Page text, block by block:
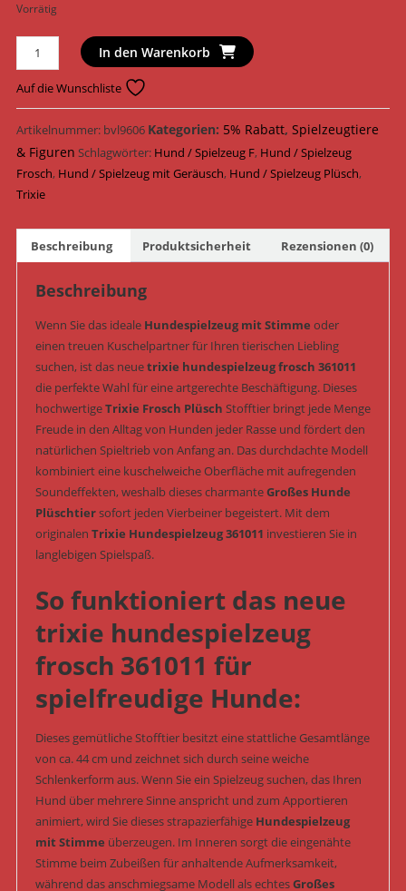
Vorrätig
Trixie
Hundespielzeug
Frosch
Plüsch
&
Geräusch
44
cm
Nr.
361011)
In den Warenkorb
Auf die Wunschliste
Artikelnummer: bvl9606 Kategorien: 5% Rabatt, Spielzeugtiere
& Figuren Schlagwörter: Hund / Spielzeug F, Hund / Spielzeug
Frosch, Hund / Spielzeug mit Geräusch, Hund / Spielzeug Plüsch,
Trixie
Beschreibung Produktsicherheit Rezensionen (0)
Beschreibung
Wenn Sie das ideale Hundespielzeug mit Stimme oder
einen treuen Kuschelpartner für Ihren tierischen Liebling
suchen, ist das neuetrixie hundespielzeug frosch 361011
die perfekte Wahl für eine artgerechte Beschäftigung. Dieses
hochwertigeTrixie Frosch Plüsch Stofftier bringt jede Menge
Freude in den Alltag von Hunden jeder Rasse und fördert den
natürlichen Spieltrieb von Anfang an. Das durchdachte Modell
kombiniert eine kuschelweiche Oberfläche mit aufregenden
Soundeffekten, weshalb dieses charmanteGroßes Hunde
Plüschtiersofort jeden Vierbeiner begeistert. Mit dem
originalen Trixie Hundespielzeug 361011 investieren Sie in
langlebigen Spielspaß.
So funktioniert das neue
trixie hundespielzeug
frosch 361011 für
spielfreudige Hunde:
Dieses gemütliche Stofftier besitzt eine stattliche Gesamtlänge
von ca. 44 cm und zeichnet sich durch seine weiche
Schlenkerform aus. Wenn Sie ein Spielzeug suchen, das Ihren
Hund über mehrere Sinne anspricht und zum Apportieren
animiert, wird Sie dieses strapazierfähige Hundespielzeug
mit Stimme überzeugen. Im Inneren sorgt die eingenähte
Stimme beim Zubeißen für anhaltende Aufmerksamkeit,
während das anschmiegsame Modell als echtesGroßes